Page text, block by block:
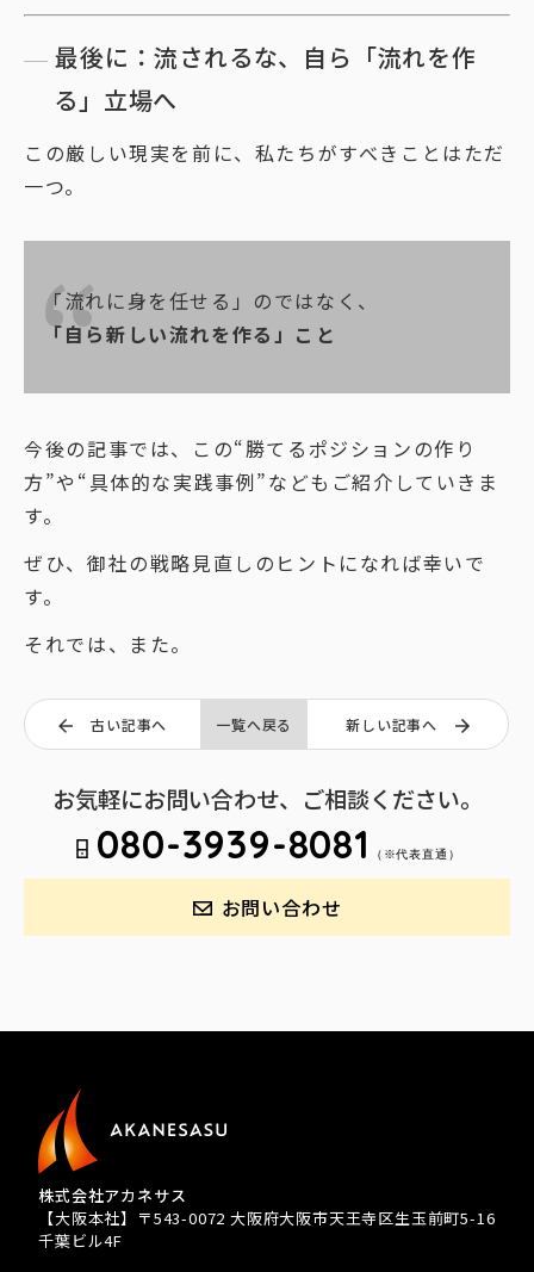
最後に：流されるな、自ら「流れを作
る」立場へ
この厳しい現実を前に、私たちがすべきことはただ
一つ。
「流れに身を任せる」のではなく、
「自ら新しい流れを作る」こと
今後の記事では、この“勝てるポジションの作り
方”や“具体的な実践事例”などもご紹介していきま
す。
ぜひ、御社の戦略見直しのヒントになれば幸いで
す。
それでは、また。
古い記事へ 一覧へ戻る 新しい記事へ
お気軽にお問い合わせ、ご相談ください。
080-3939-8081 （※代表直通）
お問い合わせ
株式会社アカネサス
【大阪本社】〒543-0072 大阪府大阪市天王寺区生玉前町5-16
千葉ビル4F